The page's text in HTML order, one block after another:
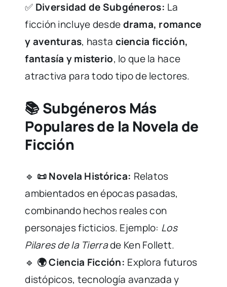
✅ Diversidad de Subgéneros: La
ficción incluye desdedrama, romance
y aventuras, hasta ciencia ficción,
fantasía y misterio, lo que la hace
atractiva para todo tipo de lectores.
📚 Subgéneros Más
Populares de la Novela de
Ficción
🔹 📜 Novela Histórica: Relatos
ambientados en épocas pasadas,
combinando hechos reales con
personajes ficticios. Ejemplo: Los
Pilares de la Tierrade Ken Follett.
🔹 🌍 Ciencia Ficción: Explora futuros
distópicos, tecnología avanzada y